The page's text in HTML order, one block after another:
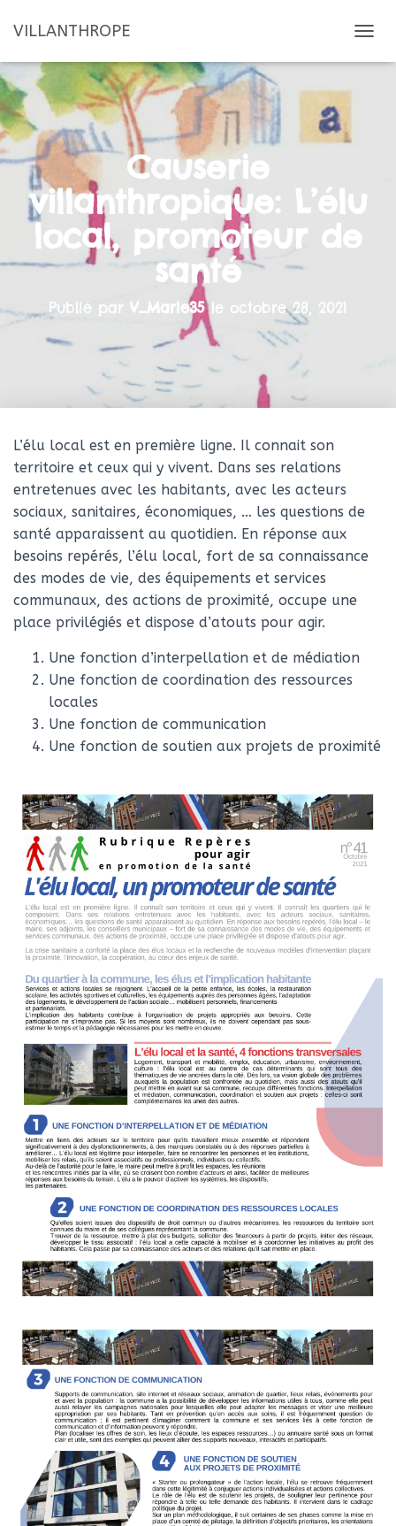
VILLANTHROPE
É
N
A
Causerie
villanthropique: L’élu
local, promoteur de
santé
Publié par V_Marie35le octobre 28, 2021
L’élu local est en première ligne. Il connait son
territoire et ceux qui y vivent. Dans ses relations
entretenues avec les habitants, avec les acteurs
sociaux, sanitaires, économiques, … les questions de
santé apparaissent au quotidien. En réponse aux
besoins repérés, l’élu local, fort de sa connaissance
des modes de vie, des équipements et services
communaux, des actions de proximité, occupe une
place privilégiés et dispose d’atouts pour agir.
Une fonction d’interpellation et de médiation
Une fonction de coordination des ressources
locales
Une fonction de communication
Une fonction de soutien aux projets de proximité